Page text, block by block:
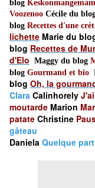
blog
Voozenoo Cécile du
blog Recettes d'une
lichette Marie du
blog Recettes de
d'Elo Maggy du blog
blog Gourmand et bio
blog Oh, la
Clara Calinhorely
moutarde Marion
patate Christine
gâteau
Daniela Quelque